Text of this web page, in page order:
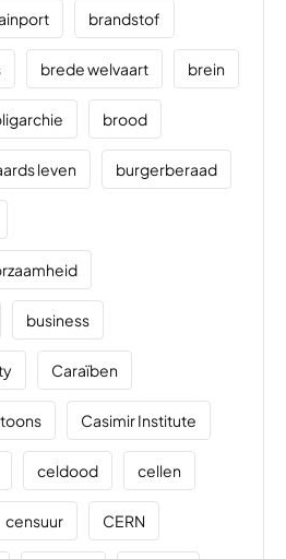
brandstof
brede welvaart brein
brood
leven burgerberaad
business
Caraïben
Casimir Institute
celdood cellen
censuur CERN